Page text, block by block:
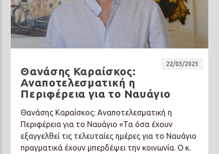
22/03/2023
Θανάσης Καραίσκος:
Αναποτελεσματική η
Περιφέρεια για το Ναυάγιο
Θανάσης Καραίσκος: Αναποτελεσματική η
Περιφέρεια για το Ναυάγιο «Τα όσα έχουν
εξαγγελθεί τις τελευταίες ημέρες για το Ναυάγιο
πραγματικά έχουν μπερδέψει την κοινωνία. Ο κ.